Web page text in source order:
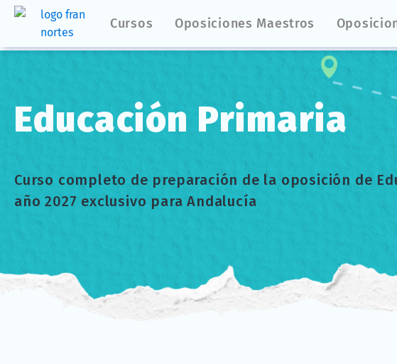
Cursos Oposiciones Maestros
Educación Primaria
Curso completo de preparación de la oposición de
año 2027 exclusivo para Andalucía